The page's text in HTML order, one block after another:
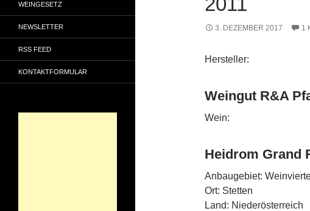
3. DEZEMBER 2017 1
Hersteller:
Weingut R&A
Wein:
Heidrom Grand
Anbaugebiet:
Ort: Stetten
Land: Niederösterreich
WEINGESETZ
NEWSLETTER
RSS FEED
KONTAKTFORMULAR